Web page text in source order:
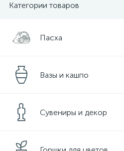
Категории товаров
Пасха
Вазы и кашпо
Сувениры и декор